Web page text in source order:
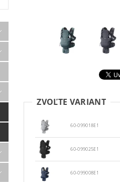
ZVOĽTE VARIANT
60-099018E1
60-099025E1
60-099008E1